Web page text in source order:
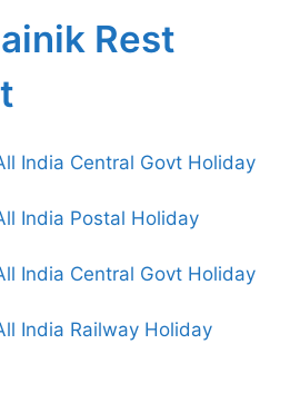
Rest
India Central Govt Holiday
India Postal Holiday
India Central Govt Holiday
India Railway Holiday